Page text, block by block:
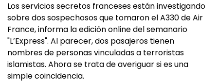
Los servicios secretos franceses están investigando
sobre dos sospechosos que tomaron el A330 de Air
France, informa la edición online del semanario
"L’Express". Al parecer, dos pasajeros tienen
nombres de personas vinculadas a terroristas
islamistas. Ahora se trata de averiguar si es una
simple coincidencia.